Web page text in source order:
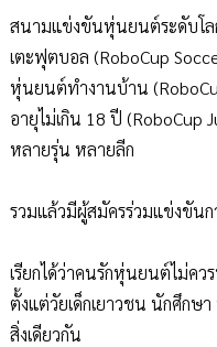
สนามแข่งขันหุ่นยนต์ระดับโล
เตะฟุตบอล (RoboCup
หุ่นยนต์ทำงานบ้าน
อายุไม่เกิน 18 ปี (RoboCup
หลายรุ่น หลายลีก
รวมแล้วมีผู้สมัครร่วมแข่งขัน
เรียกได้ว่าคนรักหุ่นยนต์ไม่ค
ตั้งแต่วัยเด็กเยาวชน นักศึกษ
สิ่งเดียวกัน